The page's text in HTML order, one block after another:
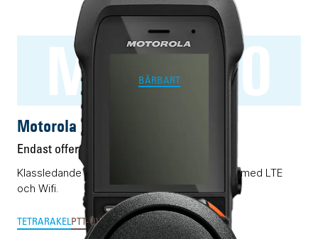
MXP660
BÄRBART
Motorola MXP660
Endast offert
Klassledande RAKEL/TETRA-terminal förädlad med LTE
och Wifi.
TETRA RAKELPTT-OVER-CELLULAR & MCXSWEN